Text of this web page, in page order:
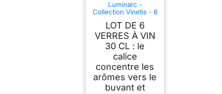
Luminarc -
Collection Vinetis - 6
verres à pied 30 cl -
Design moderne et
élégant - Fabriqués
en France -
Emballage renforcé
LOT DE 6
VERRES À VIN
30 CL : le
calice
concentre les
arômes vers le
buvant et